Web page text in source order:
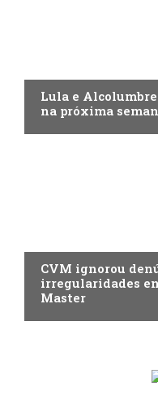
Lula e
na próxima
CVM ignorou
irregularidades
Master